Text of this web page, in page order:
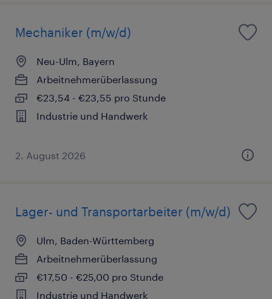
Mechaniker (m/w/d)
Neu-Ulm, Bayern
Arbeitnehmerüberlassung
€23,54 - €23,55 pro Stunde
Industrie und Handwerk
2. August 2026
Lager- und Transportarbeiter (m/w/d)
Ulm, Baden-Württemberg
Arbeitnehmerüberlassung
€17,50 - €25,00 pro Stunde
Industrie und Handwerk